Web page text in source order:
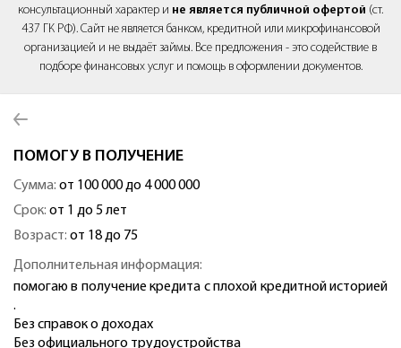
консультационный характер и не является публичной офертой (ст.
437 ГК РФ). Сайт не является банком, кредитной или микрофинансовой
организацией и не выдаёт займы. Все предложения - это содействие в
подборе финансовых услуг и помощь в оформлении документов.
ПОМОГУ В ПОЛУЧЕНИЕ
Сумма: от 100 000 до 4 000 000
Срок: от 1 до 5 лет
Возраст: от 18 до 75
Дополнительная информация:
помогаю в получение кредита с плохой кредитной историей
.
Без справок о доходах
Без официального трудоустройства